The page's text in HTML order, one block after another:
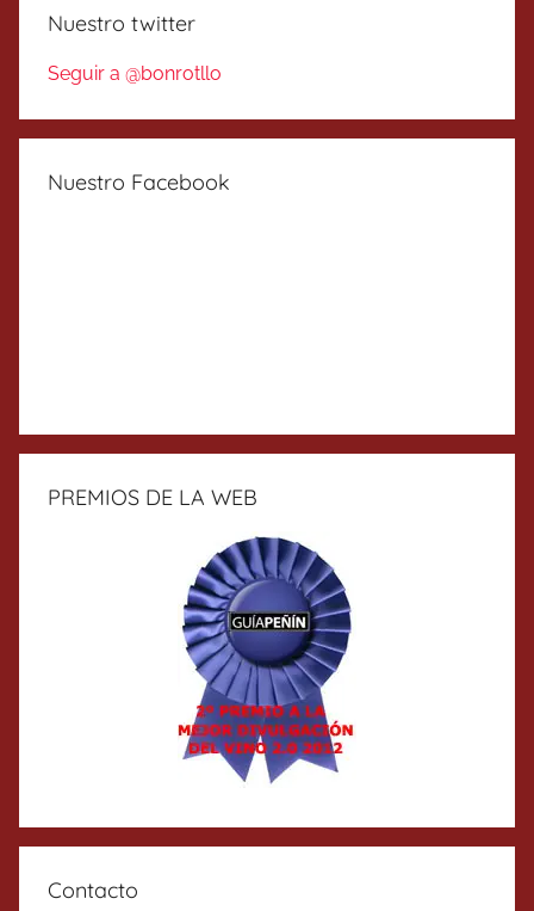
Nuestro twitter
Seguir a @bonrotllo
Nuestro Facebook
PREMIOS DE LA WEB
Contacto